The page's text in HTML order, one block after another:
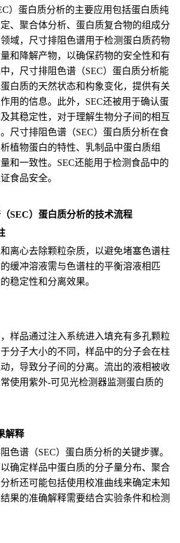
）蛋白质分析的主要应用包括蛋白质纯
、聚合体分析、蛋白质复合物的组成分
域，尺寸排阻色谱用于检测蛋白质药物
和降解产物，以确保药物的安全性和有
，尺寸排阻色谱（SEC）蛋白质分析能
白质的天然状态和构象变化，提供有关
用的信息。此外，SEC还被用于确认蛋
其稳定性，对于理解生物分子间的相互
尺寸排阻色谱（SEC）蛋白质分析在食
植物蛋白的特性、乳制品中蛋白质组
和一致性。SEC还能用于检测食品中的
食品安全。
SEC）蛋白质分析的技术流程
离心去除颗粒杂质，以避免堵塞色谱柱
缓冲溶液需与色谱柱的平衡溶液相匹
稳定性和分离效果。
样品通过注入系统进入填充有多孔颗粒
分子大小的不同，样品中的分子会在柱
，导致分子间的分离。流出的液相被收
使用紫外-可见光检测器监测蛋白质的
解释
色谱（SEC）蛋白质分析的关键步骤。
确定样品中蛋白质的分子量分布、聚合
析还可能包括使用校准曲线来确定未知
果的准确解释需要结合实验条件和检测